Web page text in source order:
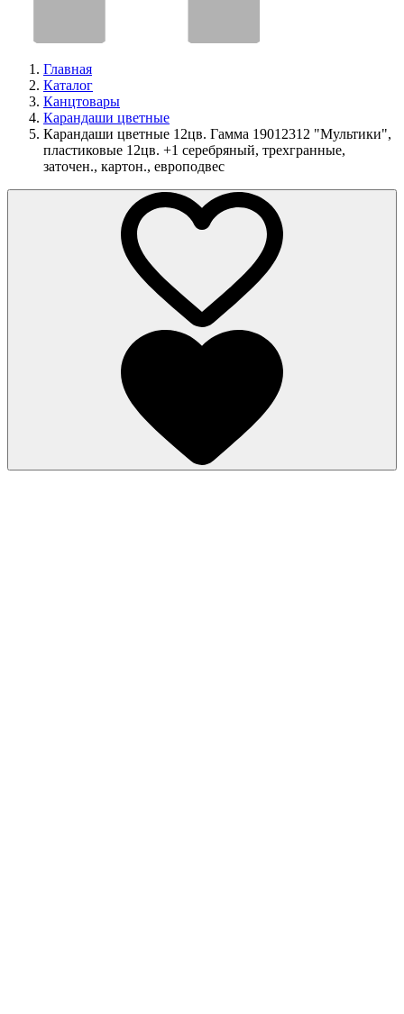
Главная
Каталог
Канцтовары
Карандаши цветные
Карандаши цветные 12цв. Гамма 19012312 "Мультики",
пластиковые 12цв. +1 серебряный, трехгранные,
заточен., картон., европодвес